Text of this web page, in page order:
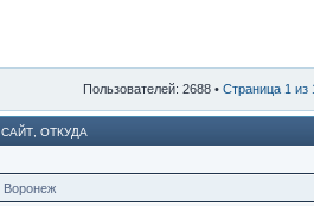
Пользователей: 2688 • Страница 1 из
САЙТ ОТКУДА
Воронеж